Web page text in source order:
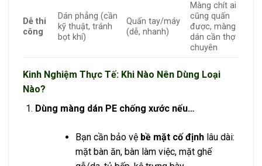
Dễ thi
công
Dán phẳng (cần
kỹ thuật, tránh
bọt khí)
Quấn tay/máy
(dễ, nhanh)
Màng chít ai
cũng quấn
được, màng
dán cần thợ
chuyên
Kinh Nghiệm Thực Tế: Khi Nào Nên Dùng Loại
Nào?
Dùng màng dán PE chống xước nếu…
Bạn cần bảo vệ bề mặt cố địnhlâu dài:
mặt bàn ăn, bàn làm việc, mặt ghế